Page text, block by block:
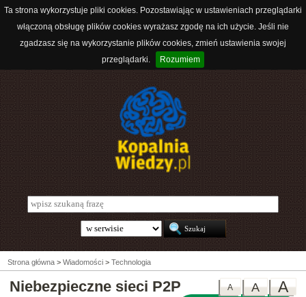
Ta strona wykorzystuje pliki cookies. Pozostawiając w ustawieniach przeglądarki
włączoną obsługę plików cookies wyrażasz zgodę na ich użycie. Jeśli nie
zgadzasz się na wykorzystanie plików cookies, zmień ustawienia swojej
przeglądarki.
Rozumiem
Strona główna > Wiadomości > Technologia
A
A
A
Niebezpieczne sieci P2P